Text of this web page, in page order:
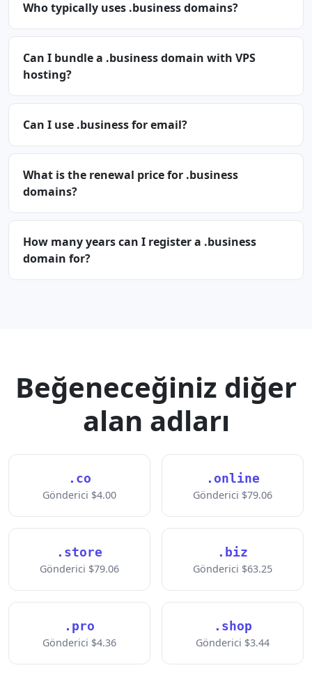
Who typically uses .business domains?
Can I bundle a .business domain with VPS
hosting?
Can I use .business for email?
What is the renewal price for .business
domains?
How many years can I register a .business
domain for?
Beğeneceğiniz diğer
alan adları
.co
Gönderici $4.00
.online
Gönderici $79.06
.store
Gönderici $79.06
.biz
Gönderici $63.25
.pro
Gönderici $4.36
.shop
Gönderici $3.44